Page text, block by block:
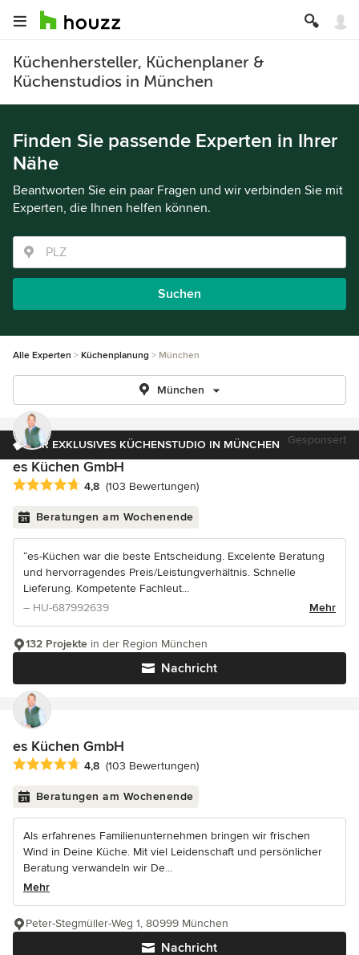
Küchenhersteller, Küchenplaner &
Küchenstudios in München
Finden Sie passende Experten in Ihrer
Nähe
Beantworten Sie ein paar Fragen und wir verbinden Sie mit
Experten, die Ihnen helfen können.
Suchen
Alle Experten Küchenplanung München
München
IHR EXKLUSIVES KÜCHENSTUDIO IN MÜNCHEN Gesponsert
es Küchen GmbH
Durchschnittliche Bewertung: 4.8 von 5 Sternen
4,8 (103 Bewertungen)
Beratungen am Wochenende
“es-Küchen war die beste Entscheidung. Excelente Beratung
und hervorragendes Preis/Leistungverhältnis. Schnelle
Lieferung. Kompetente Fachleut...
– HU-687992639
Mehr
Nachricht
132 Projekte in der Region München
es Küchen GmbH
Durchschnittliche Bewertung: 4.8 von 5 Sternen
4,8 (103 Bewertungen)
Beratungen am Wochenende
Als erfahrenes Familienunternehmen bringen wir frischen
Wind in Deine Küche. Mit viel Leidenschaft und persönlicher
Beratung verwandeln wir De...
Mehr
Nachricht
Peter-Stegmüller-Weg 1, 80999 München